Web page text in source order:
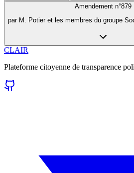
Amendement n°879
par M. Potier et les membres du groupe
CLAIR
Plateforme citoyenne de transparence